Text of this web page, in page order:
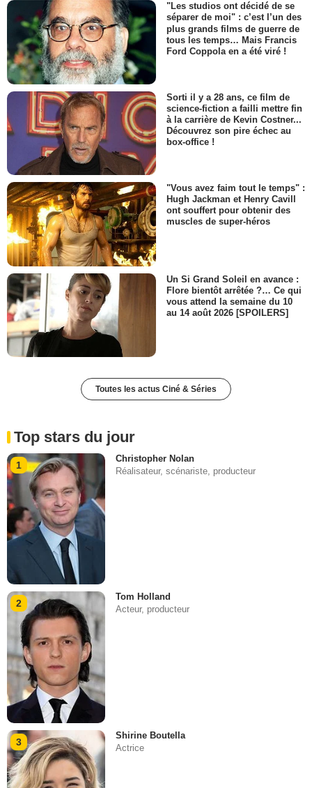
"Les studios ont décidé de se
séparer de moi" : c’est l’un des
plus grands films de guerre de
tous les temps… Mais Francis
Ford Coppola en a été viré !
Sorti il y a 28 ans, ce film de
science-fiction a failli mettre fin
à la carrière de Kevin Costner...
Découvrez son pire échec au
box-office !
"Vous avez faim tout le temps" :
Hugh Jackman et Henry Cavill
ont souffert pour obtenir des
muscles de super-héros
Un Si Grand Soleil en avance :
Flore bientôt arrêtée ?… Ce qui
vous attend la semaine du 10
au 14 août 2026 [SPOILERS]
Toutes les actus Ciné & Séries
Top stars du jour
1
Christopher Nolan
Réalisateur, scénariste, producteur
2
Tom Holland
Acteur, producteur
3
Shirine Boutella
Actrice